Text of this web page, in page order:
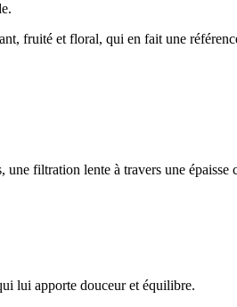
fruité et floral, qui en fait une
filtration lente à travers une
lui apporte douceur et équilibre.